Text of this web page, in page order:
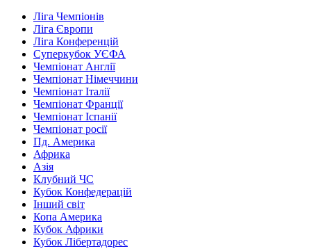
Ліга Чемпіонів
Ліга Європи
Ліга Конференцій
Суперкубок УЄФА
Чемпіонат Англії
Чемпіонат Німеччини
Чемпіонат Італії
Чемпіонат Франції
Чемпіонат Іспанії
Чемпіонат росії
Пд. Америка
Африка
Азія
Клубний ЧС
Кубок Конфедерацій
Інший світ
Копа Америка
Кубок Африки
Кубок Лібертадорес